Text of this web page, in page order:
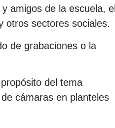
amigos de la escuela, el
otros sectores sociales.
de grabaciones o la
del tema
cámaras en planteles